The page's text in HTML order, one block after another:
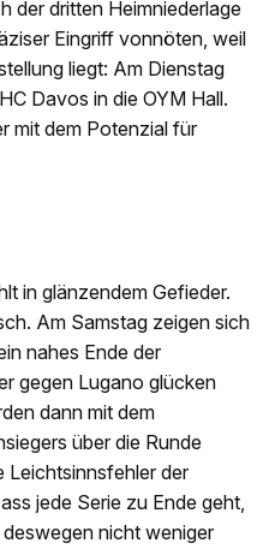
der dritten Heimniederlage
Eingriff vonnöten, weil
liegt: Am Dienstag
Davos in die OYM Hall.
mit dem Potenzial für
in glänzendem Gefieder.
Am Samstag zeigen sich
nahes Ende der
gegen Lugano glücken
dann mit dem
über die Runde
Leichtsinnsfehler der
jede Serie zu Ende geht,
nicht weniger